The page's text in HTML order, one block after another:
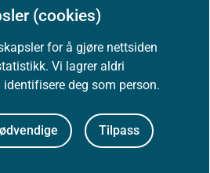
(cookies)
for å gjøre nettsiden
Vi lagrer aldri
deg som person.
Tilpass